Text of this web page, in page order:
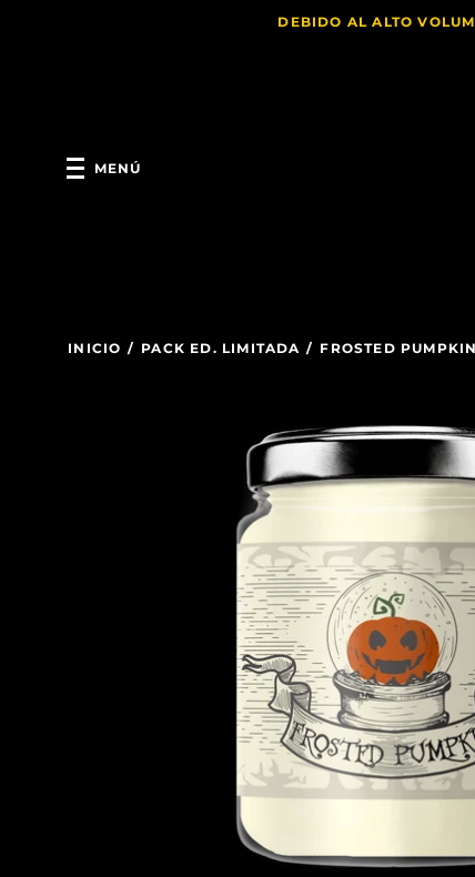
DEBIDO AL ALTO
MENÚ
INICIO / PACK ED. LIMITADA / FROSTED